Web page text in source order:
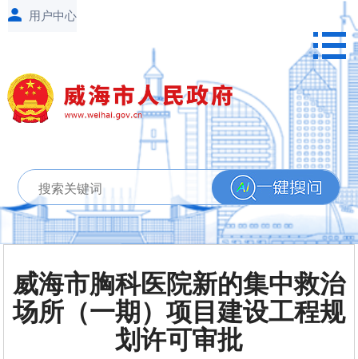
威海市胸科医院新的集中救治
场所（一期）项目建设工程规
划许可审批